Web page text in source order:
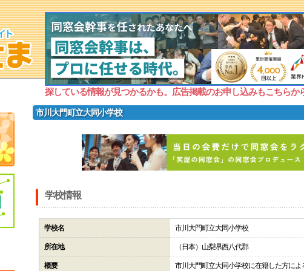
探している情報が見つかるかも。広告掲載のお申し込みもこちらか
市川大門町立大同小学校
学校情報
学校名 市川大門町立大同小学校
所在地 （日本）山梨県西八代郡
概要 市川大門町立大同小学校に在籍した方によ